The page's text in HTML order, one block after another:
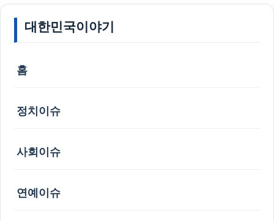
대한민국이야기
홈
정치이슈
사회이슈
연예이슈